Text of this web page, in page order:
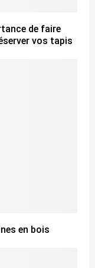
de faire
vos tapis
en bois